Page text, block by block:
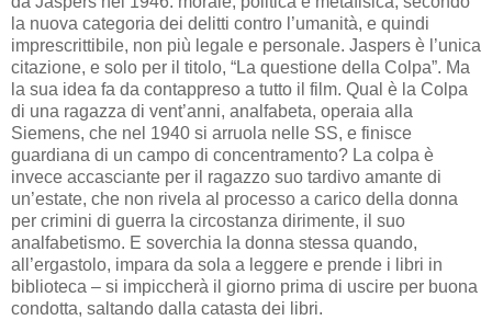
la nuova categoria dei delitti contro l’umanità, e quindi
imprescrittibile, non più legale e personale. Jaspers è l’unica
citazione, e solo per il titolo, “La questione della Colpa”. Ma
la sua idea fa da contappreso a tutto il film. Qual è la Colpa
di una ragazza di vent’anni, analfabeta, operaia alla
Siemens, che nel 1940 si arruola nelle SS, e finisce
guardiana di un campo di concentramento? La colpa è
invece accasciante per il ragazzo suo tardivo amante di
un’estate, che non rivela al processo a carico della donna
per crimini di guerra la circostanza dirimente, il suo
analfabetismo. E soverchia la donna stessa quando,
all’ergastolo, impara da sola a leggere e prende i libri in
biblioteca – si impiccherà il giorno prima di uscire per buona
condotta, saltando dalla catasta dei libri.